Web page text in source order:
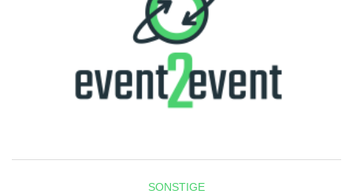
SONSTIGE